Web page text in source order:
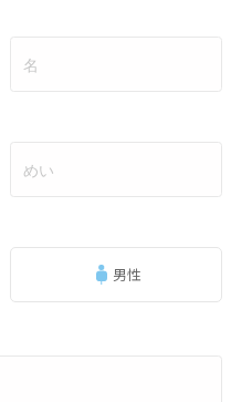
男性